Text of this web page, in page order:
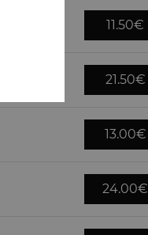
11.50€
21.50€
13.00€
24.00€